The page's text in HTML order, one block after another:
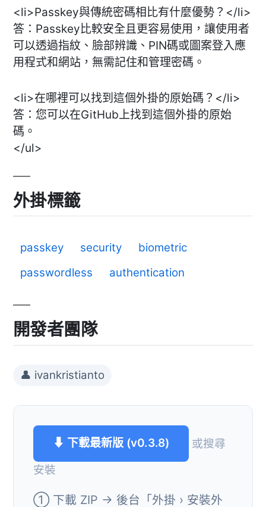
<li>Passkey與傳統密碼相比有什麼優勢？</li>
答：Passkey比較安全且更容易使用，讓使用者
可以透過指紋、臉部辨識、PIN碼或圖案登入應
用程式和網站，無需記住和管理密碼。
<li>在哪裡可以找到這個外掛的原始碼？</li>
答：您可以在GitHub上找到這個外掛的原始
碼。
</ul>
外掛標籤
passkey security
biometric
passwordless
authentication
開發者團隊
👤 ivankristianto
⬇ 下載最新版 (v0.3.8)
或搜尋
安裝
① 下載 ZIP → 後台「外掛 › 安裝外